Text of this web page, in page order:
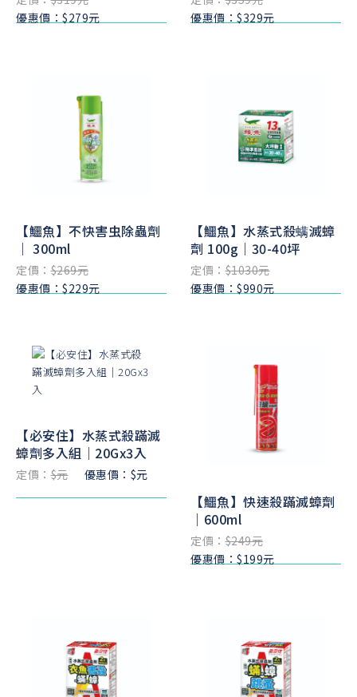
優惠價：$279元
優惠價：$329元
【鱷魚】不快害虫除蟲劑
｜ 300ml
定價：$269元
優惠價：$229元
【鱷魚】水蒸式殺螨滅蟑
劑 100g｜30-40坪
定價：$1030元
優惠價：$990元
【必安住】水蒸式殺蹣滅
蟑劑多入組｜20Gx3入
定價：$元 優惠價：$元
【鱷魚】快速殺蹣滅蟑劑
｜600ml
定價：$249元
優惠價：$199元